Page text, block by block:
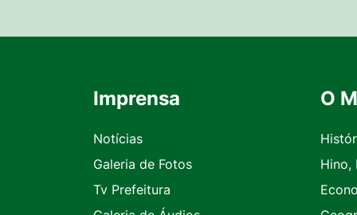
Seção do Rodapé e Contato
Imprensa
Notícias
Galeria de Fotos
Tv Prefeitura
O
Hino,